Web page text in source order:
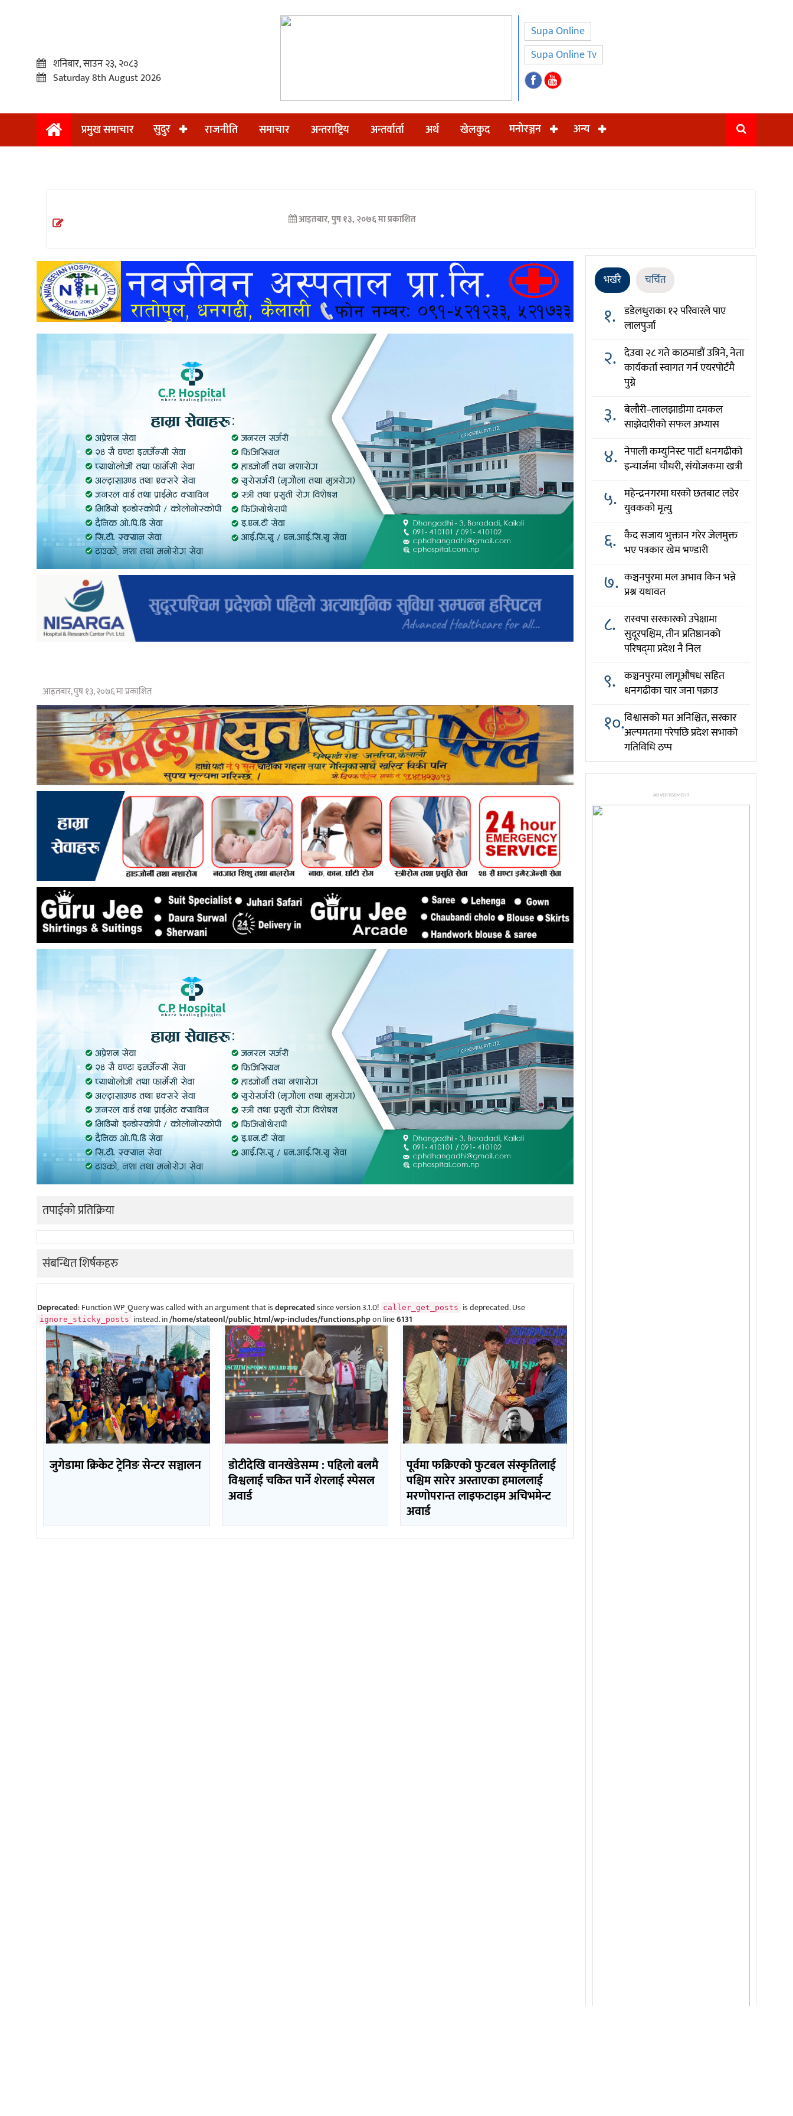
प्रमुख
अन्तराष्ट्रिय
अन्तर्वार्ता
खेलकुद
शनिबार, साउन २३, २०८३
Saturday 8th August 2026
Supa Online
Supa Online Tv
प्रमुख समाचार सुदुर राजनीति समाचार अन्तराष्ट्रिय अन्तर्वार्ता अर्थ खेलकुद मनोरञ्जन अन्य
आइतबार, पुष १३, २०७६ मा प्रकाशित
आइतबार, पुष १३, २०७६ मा प्रकाशित
तपाईको प्रतिक्रिया
संबन्धित शिर्षकहरु
Deprecated: Function WP_Query was called with an argument that isdeprecatedsince version 3.1.0! caller_get_posts is deprecated. Use
ignore_sticky_posts instead. in/home/stateonl/public_html/wp-includes/functions.phpon line6131
जुगेडामा क्रिकेट ट्रेनिङ सेन्टर सञ्चालन डोटीदेखि वानखेडेसम्म : पहिलो बलमै
विश्वलाई चकित पार्ने शेरलाई स्पेसल
अवार्ड
पूर्वमा फक्रिएको फुटबल संस्कृतिलाई
पश्चिम सारेर अस्ताएका हमाललाई
मरणोपरान्त लाइफटाइम अचिभमेन्ट
अवार्ड
भर्खरै चर्चित
१. डडेलधुराका १२ परिवारले पाए
लालपुर्जा
२. देउवा २८ गते काठमाडौं उत्रिने, नेता
कार्यकर्ता स्वागत गर्न एयरपोर्टमै
पुग्ने
३. बेलौरी–लालझाडीमा दमकल
साझेदारीको सफल अभ्यास
४. नेपाली कम्युनिस्ट पार्टी धनगढीको
इन्चार्जमा चौधरी, संयोजकमा खत्री
५. महेन्द्रनगरमा घरको छतबाट लडेर
युवकको मृत्यु
६. कैद सजाय भुक्तान गरेर जेलमुक्त
भए पत्रकार खेम भण्डारी
७. कञ्चनपुरमा मल अभाव किन भन्ने
प्रश्न यथावत
८. रास्वपा सरकारको उपेक्षामा
सुदूरपश्चिम, तीन प्रतिष्ठानको
परिषद्‌मा प्रदेश नै निल
९. कञ्चनपुरमा लागूऔषध सहित
धनगढीका चार जना पक्राउ
१०.विश्वासको मत अनिश्चित, सरकार
अल्पमतमा परेपछि प्रदेश सभाको
गतिविधि ठप्प
ADVERTISEMENT